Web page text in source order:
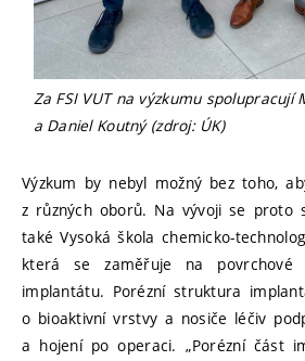
Za FSI VUT na výzkumu spolupracují
a Daniel Koutný (zdroj: ÚK)
Výzkum by nebyl možný bez toho,
z různých oborů. Na vývoji se proto
také Vysoká škola chemicko-
která se zaměřuje na povrchové
implantátu. Porézní struktura
o bioaktivní vrstvy a nosiče léčiv
a hojení po operaci. „Porézní část